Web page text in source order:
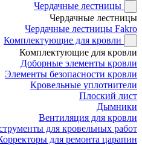
Чердачные лестницы
Чердачные лестницы
Чердачные лестницы Fakro
Комплектующие для кровли
Комплектующие для кровли
Доборные элементы кровли
Элементы безопасности кровли
Кровельные уплотнители
Плоский лист
Дымники
Вентиляция для кровли
для кровельных работ
для ремонта царапин